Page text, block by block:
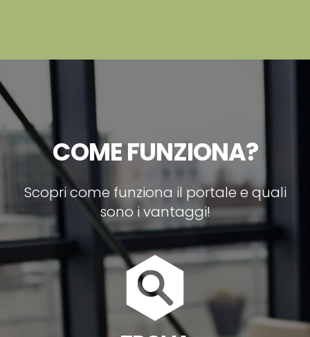
COME FUNZIONA?
Scopri come funziona il portale e quali
sono i vantaggi!